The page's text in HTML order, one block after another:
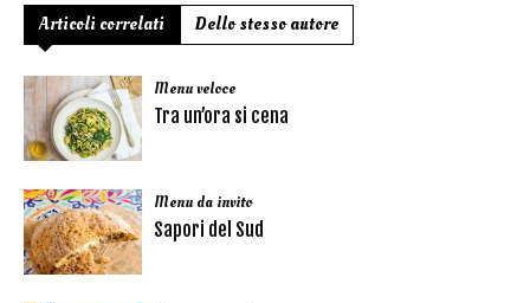
Articoli correlati Dello stesso autore
Menu veloce
Tra un’ora si cena
Menu da invito
Sapori del Sud